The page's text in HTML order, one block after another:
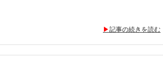
記事の続きを読む